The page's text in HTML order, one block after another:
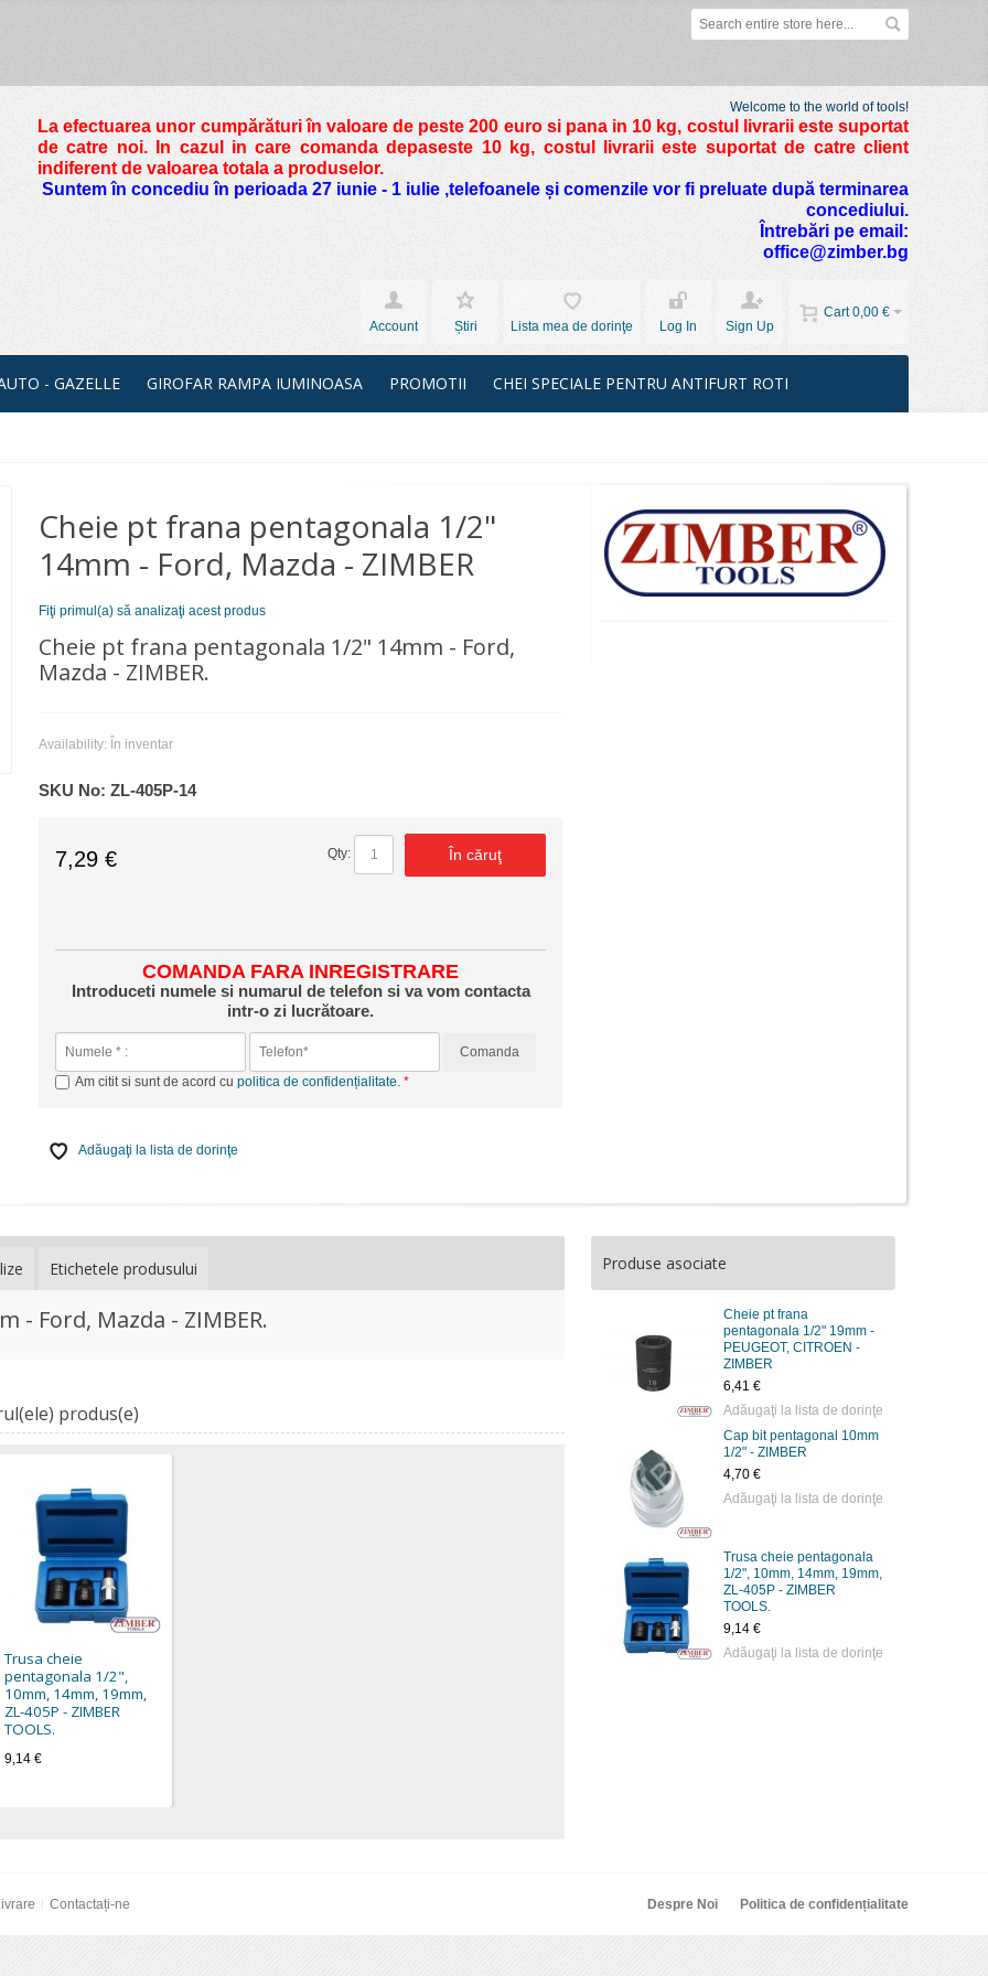
Welcome to the world of tools!
La efectuarea unor cumpărături în valoare de peste 200 euro si pana in 10 kg, costul livrarii este suportat
de catre noi. In cazul in care comanda depaseste 10 kg, costul livrarii este suportat de catre client
indiferent de valoarea totala a produselor.
Suntem în concediu în perioada 27 iunie - 1 iulie ,telefoanele și comenzile vor fi preluate după terminarea
concediului.
Întrebări pe email:
office@zimber.bg
Cart 0,00 €
Account
Știri Lista mea de dorinţe Log In Sign Up
- GAZELLE GIROFAR RAMPA IUMINOASA PROMOTII CHEI SPECIALE PENTRU ANTIFURT ROTI
Cheie pt frana pentagonala 1/2"
14mm - Ford, Mazda - ZIMBER
Fiţi primul(a) să analizaţi acest produs
Cheie pt frana pentagonala 1/2" 14mm - Ford,
Mazda - ZIMBER.
Availability: În inventar
SKU No:ZL-405P-14
7,29 € Qty: În căruţ
COMANDA FARA INREGISTRARE
Introduceti numele si numarul de telefon si va vom contacta
intr-o zi lucrătoare.
Comanda
Am citit si sunt de acord cupolitica de confidențialitate.
Adăugaţi la lista de dorinţe
Etichetele produsului
- Ford, Mazda - ZIMBER.
Produse asociate
Cheie pt frana
pentagonala 1/2" 19mm -
PEUGEOT, CITROEN -
ZIMBER
6,41 €
Adăugaţi la lista de dorinţe
Cap bit pentagonal 10mm
1/2" - ZIMBER
4,70 €
Adăugaţi la lista de dorinţe
Trusa cheie pentagonala
1/2", 10mm, 14mm, 19mm,
ZL-405P - ZIMBER
TOOLS.
9,14 €
Adăugaţi la lista de dorinţe
produs(e)
Trusa cheie
pentagonala 1/2",
10mm, 14mm, 19mm,
ZL-405P - ZIMBER
TOOLS.
9,14 €
Contactați-ne Despre Noi Politica de confidențialitate